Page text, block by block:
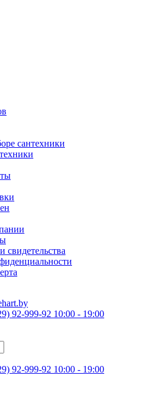
сантехники
свидетельства
92-999-92 10:00 - 19:00
92-999-92 10:00 - 19:00